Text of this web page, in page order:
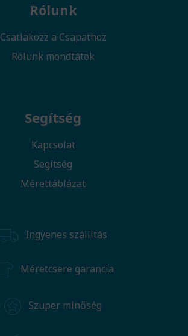
Rólunk
Csatlakozz a Csapathoz
Rólunk mondtátok
Segítség
Kapcsolat
Segítség
Mérettáblázat
Ingyenes szállítás
Méretcsere garancia
Szuper minőség